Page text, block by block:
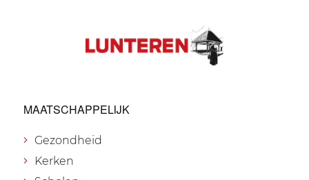
MAATSCHAPPELIJK
Gezondheid
Kerken